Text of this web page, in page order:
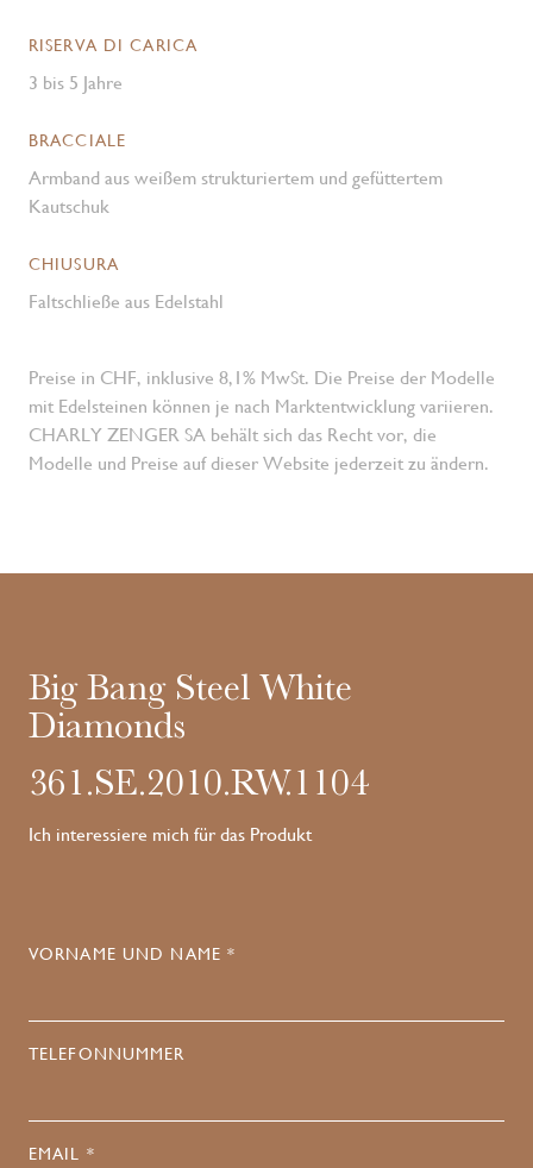
RISERVA DI CARICA
3 bis 5 Jahre
BRACCIALE
Armband aus weißem strukturiertem und gefüttertem
Kautschuk
CHIUSURA
Faltschließe aus Edelstahl
Preise in CHF, inklusive 8,1% MwSt. Die Preise der Modelle
mit Edelsteinen können je nach Marktentwicklung variieren.
CHARLY ZENGER SA behält sich das Recht vor, die
Modelle und Preise auf dieser Website jederzeit zu ändern.
Big Bang Steel White
Diamonds
361.SE.2010.RW.1104
Ich interessiere mich für das Produkt
VORNAME UND NAME *
TELEFONNUMMER
EMAIL *